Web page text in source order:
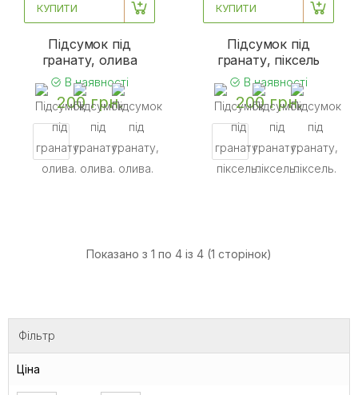
Фільтр
Ціна
КУПИТИ
Підсумок під
гранату, олива
В наявності
200 грн.
КУПИТИ
Підсумок під
гранату, піксель
В наявності
200 грн.
Показано з 1 по 4 із 4 (1 сторінок)